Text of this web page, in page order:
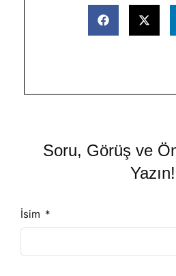
Soru, Görüş ve
Yazın!
İsim